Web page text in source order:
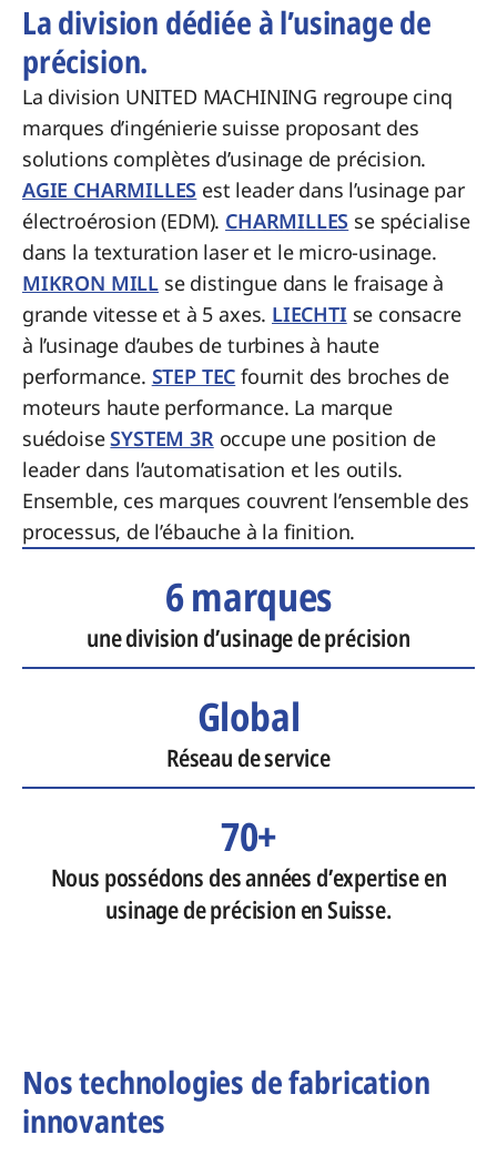
La division dédiée à l’usinage de
précision.
La division UNITED MACHINING regroupe cinq
marques d’ingénierie suisse proposant des
solutions complètes d’usinage de précision.
AGIE CHARMILLES est leader dans l’usinage par
électroérosion (EDM). CHARMILLES se spécialise
dans la texturation laser et le micro-usinage.
MIKRON MILL se distingue dans le fraisage à
grande vitesse et à 5 axes. LIECHTI se consacre
à l’usinage d’aubes de turbines à haute
performance. STEP TEC fournit des broches de
moteurs haute performance. La marque
suédoiseSYSTEM 3Roccupe une position de
leader dans l’automatisation et les outils.
Ensemble, ces marques couvrent l’ensemble des
processus, de l’ébauche à la finition.
6 marques
une division d’usinage de précision
Global
Réseau de service
70+
Nous possédons des années d’expertise en
usinage de précision en Suisse.
Nos technologies de fabrication
innovantes